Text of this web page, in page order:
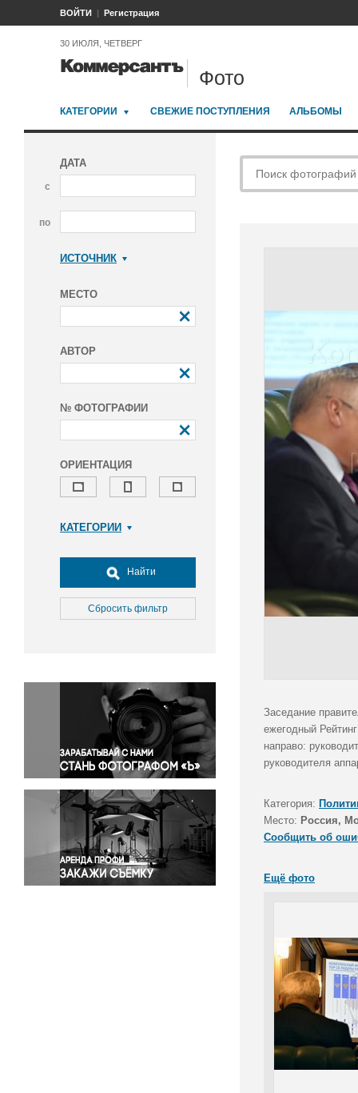
ВОЙТИ Регистрация
30 ИЮЛЯ, ЧЕТВЕРГ
Фото
КАТЕГОРИИ СВЕЖИЕ ПОСТУПЛЕНИЯ АЛЬБОМЫ
ДАТА
с
по
ИСТОЧНИК
МЕСТО
АВТОР
№ ФОТОГРАФИИ
ОРИЕНТАЦИЯ
КАТЕГОРИИ
Досуг, туризм и отдых
Культура
Медицина
Окружающая среда
Политика
Правосудие
Происшествия и конфликты
Религия
Светская жизнь
Спорт
Экология
Экономика и бизнес
Найти
Сбросить фильтр
Заседание
ежегодный
направо:
руководителя
Категория:
Место: Россия,
Сообщить об
Ещё фото